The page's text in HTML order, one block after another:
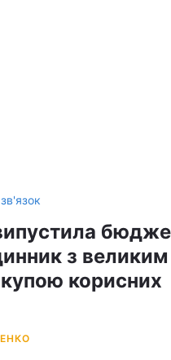
з великим
корисних